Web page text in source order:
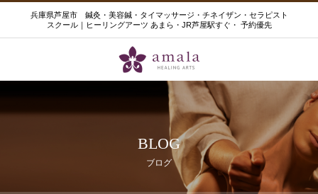
兵庫県芦屋市 鍼灸・美容鍼・タイマッサージ・チネイザン・セラピスト
スクール｜ヒーリングアーツ あまら・JR芦屋駅すぐ・ 予約優先
BLOG
ブログ